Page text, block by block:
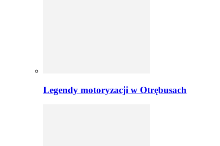
Legendy motoryzacji w Otrębusach